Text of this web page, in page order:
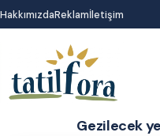
İçeriğe
atla
HakkımızdaReklamİletişim
Gezilecek